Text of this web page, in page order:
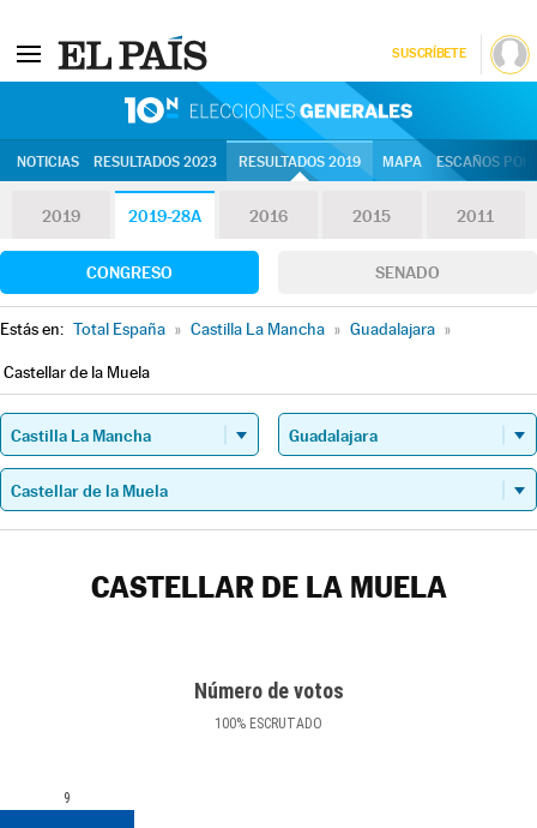
SUSCRÍBETE
NOTICIAS RESULTADOS 2023 RESULTADOS 2019 MAPA ESCAÑOS
2019 2019-28A 2016 2015 2011
CONGRESO SENADO
Estás en: Total España » Castilla La Mancha » Guadalajara »
Castellar de la Muela
CASTELLAR DE LA MUELA
Número de votos
100% ESCRUTADO
9